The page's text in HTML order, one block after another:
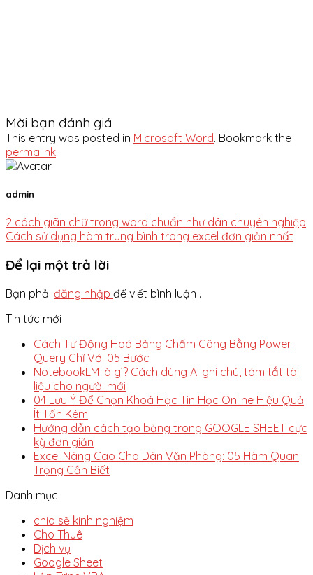
Mời bạn đánh giá
This entry was posted in Microsoft Word. Bookmark the
permalink.
admin
2 cách giãn chữ trong word chuẩn như dân chuyên nghiệp
Cách sử dụng hàm trung bình trong excel đơn giản nhất
Để lại một trả lời
Bạn phải đăng nhập để viết bình luận .
Tin tức mới
Cách Tự Động Hoá Bảng Chấm Công Bằng Power
Query Chỉ Với 05 Bước
NotebookLM là gì? Cách dùng AI ghi chú, tóm tắt tài
liệu cho người mới
04 Lưu Ý Để Chọn Khoá Học Tin Học Online Hiệu Quả
Ít Tốn Kém
Hướng dẫn cách tạo bảng trong GOOGLE SHEET cực
kỳ đơn giản
Excel Nâng Cao Cho Dân Văn Phòng: 05 Hàm Quan
Trọng Cần Biết
Danh mục
chia sẽ kinh nghiệm
Cho Thuê
Dịch vụ
Google Sheet